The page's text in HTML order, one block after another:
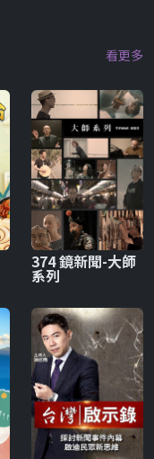
看更多
374 鏡新聞-大師
系列